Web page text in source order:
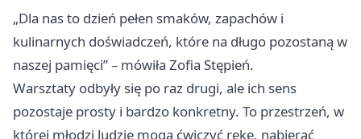
„Dla nas to dzień pełen smaków, zapachów i
kulinarnych doświadczeń, które na długo pozostaną w
naszej pamięci” – mówiła Zofia Stępień.
Warsztaty odbyły się po raz drugi, ale ich sens
pozostaje prosty i bardzo konkretny. To przestrzeń, w
której młodzi ludzie mogą ćwiczyć rękę, nabierać